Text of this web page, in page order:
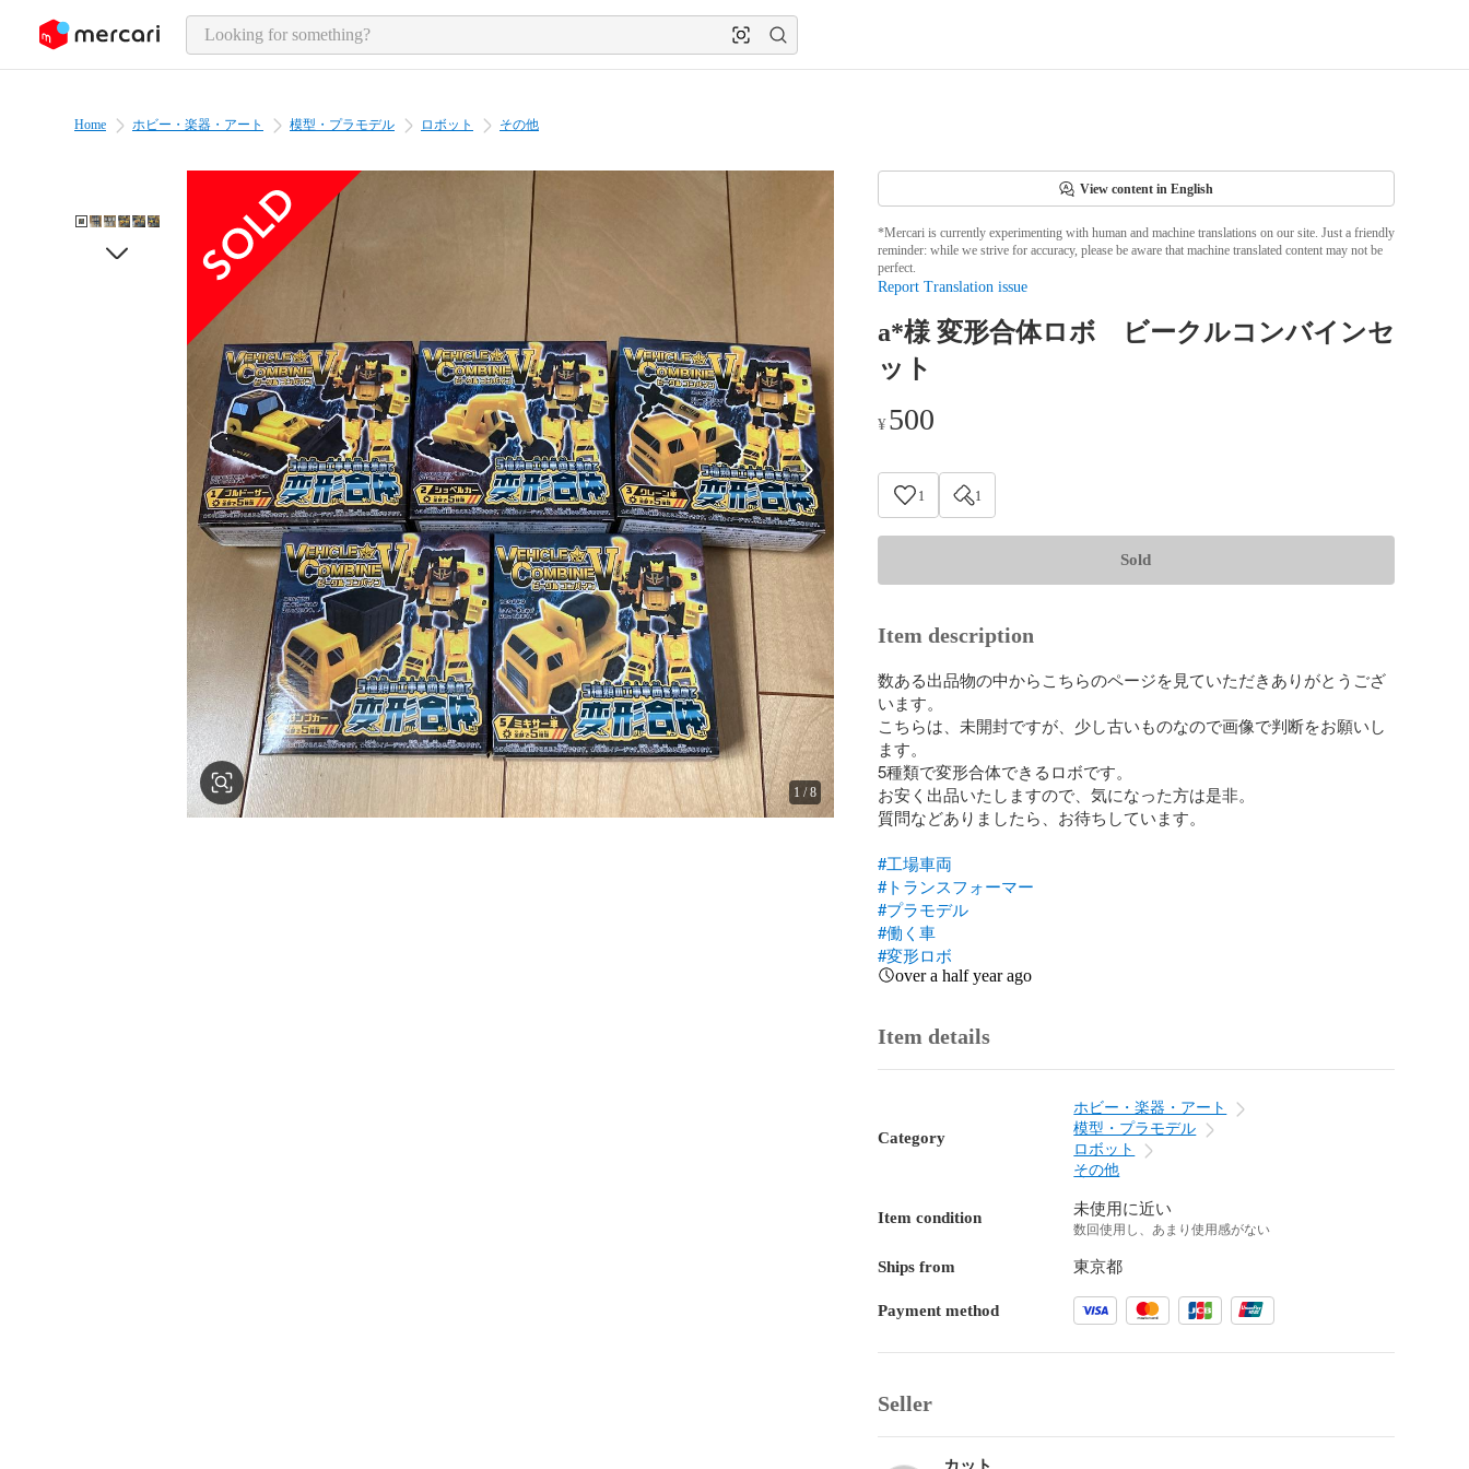
page content
Home ホビー・楽器・アート 模型・プラモデル ロボット その他
1/8
View content in English
*Mercari is currently experimenting with human and machine translations on our site. Just a friendly
reminder: while we strive for accuracy, please be aware that machine translated content may not be
perfect.
Report Translation issue
a*様 変形合体ロボ ビークルコンバインセ
ット
¥ 500
1 1
Sold
Item description
数ある出品物の中からこちらのページを見ていただきありがとうござ
います。
こちらは、未開封ですが、少し古いものなので画像で判断をお願いし
ます。
5種類で変形合体できるロボです。
お安く出品いたしますので、気になった方は是非。
質問などありましたら、お待ちしています。
#工場車両
#トランスフォーマー
#プラモデル
#働く車
#変形ロボ
over a half year ago
Item details
Category
ホビー・楽器・アート
模型・プラモデル
ロボット
その他
Item condition 未使用に近い
数回使用し、あまり使用感がない
Ships from 東京都
Payment method
Seller